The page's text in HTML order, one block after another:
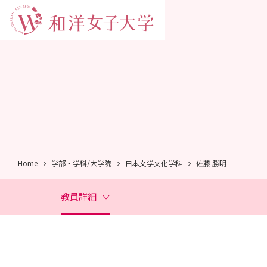
Home 学部・学科/大学院 日本文学文化学科 佐藤 勝明
教員詳細